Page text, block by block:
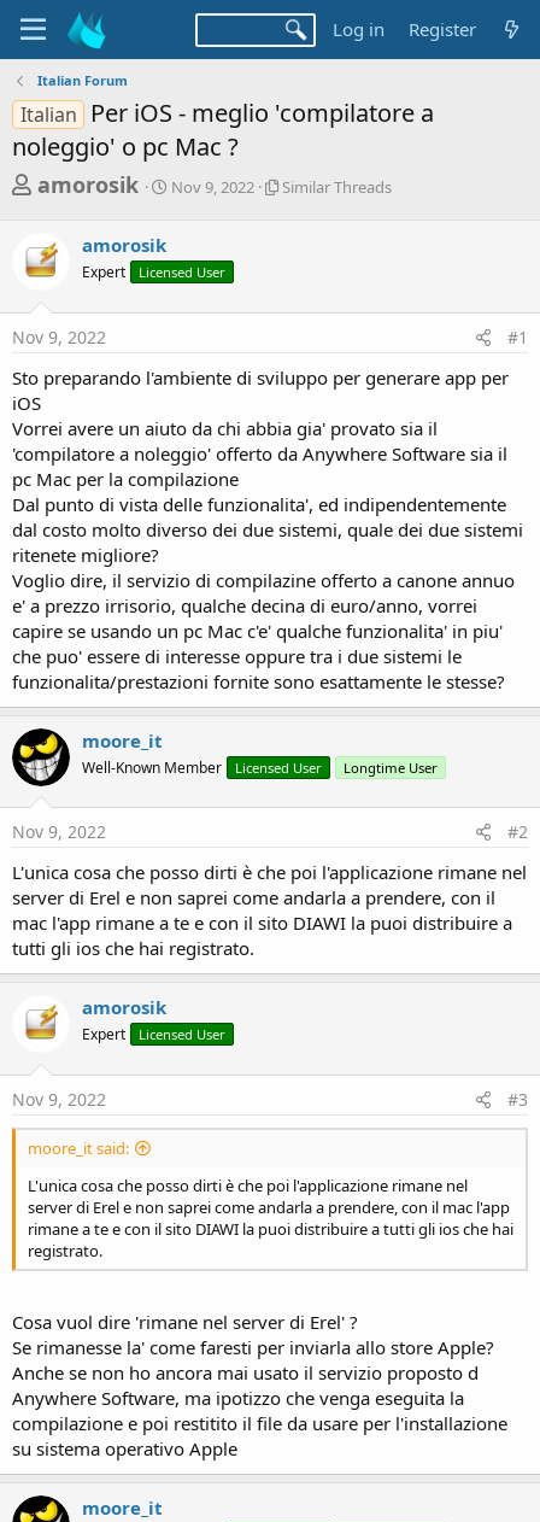
Log in Register
Italian Forum
Italian
Per iOS - meglio 'compilatore a
noleggio' o pc Mac ?
T
r
e
a
d
t
a
r
t
e
r
amorosik
S
t
d
a
Nov 9, 2022
S
r
r
d
s
Similar Threads
amorosik
Expert Licensed User
Nov 9, 2022 #1
Sto preparando l'ambiente di sviluppo per generare app per
iOS
Vorrei avere un aiuto da chi abbia gia' provato sia il
'compilatore a noleggio' offerto da Anywhere Software sia il
pc Mac per la compilazione
Dal punto di vista delle funzionalita', ed indipendentemente
dal costo molto diverso dei due sistemi, quale dei due sistemi
ritenete migliore?
Voglio dire, il servizio di compilazine offerto a canone annuo
e' a prezzo irrisorio, qualche decina di euro/anno, vorrei
capire se usando un pc Mac c'e' qualche funzionalita' in piu'
che puo' essere di interesse oppure tra i due sistemi le
funzionalita/prestazioni fornite sono esattamente le stesse?
moore_it
Well-Known Member Licensed User Longtime User
Nov 9, 2022 #2
L'unica cosa che posso dirti è che poi l'applicazione rimane nel
server di Erel e non saprei come andarla a prendere, con il
mac l'app rimane a te e con il sito DIAWI la puoi distribuire a
tutti gli ios che hai registrato.
amorosik
Expert Licensed User
Nov 9, 2022 #3
moore_it said:
L'unica cosa che posso dirti è che poi l'applicazione rimane nel
server di Erel e non saprei come andarla a prendere, con il mac l'app
rimane a te e con il sito DIAWI la puoi distribuire a tutti gli ios che hai
registrato.
Cosa vuol dire 'rimane nel server di Erel' ?
Se rimanesse la' come faresti per inviarla allo store Apple?
Anche se non ho ancora mai usato il servizio proposto d
Anywhere Software, ma ipotizzo che venga eseguita la
compilazione e poi restitito il file da usare per l'installazione
su sistema operativo Apple
moore_it